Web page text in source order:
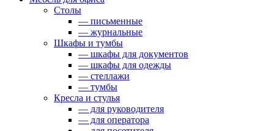
Столы
— письменные
— журнальные
Шкафы и тумбы
— шкафы для документов
— шкафы для одежды
— стеллажи
— тумбы
Кресла и стулья
— для руководителя
— для оператора